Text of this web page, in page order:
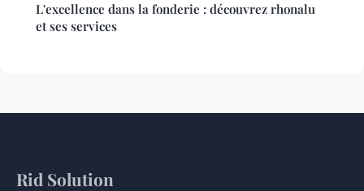
L'excellence dans la fonderie : découvrez rhonalu
et ses services
Rid Solution